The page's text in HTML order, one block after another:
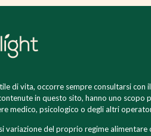
di vita, occorre sempre consultarsi con
in questo sito, hanno uno
medico, psicologico o degli altri
variazione del proprio regime alimentare